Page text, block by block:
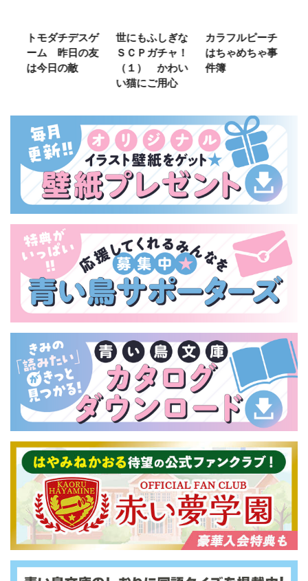
トモダチデスゲ
ーム 昨日の友
は今日の敵
世にもふしぎな
ＳＣＰガチャ！
（１） かわい
い猫にご用心
カラフルピーチ
はちゃめちゃ事
件簿